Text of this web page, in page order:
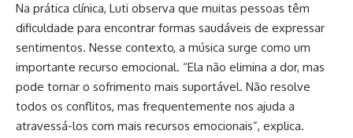
Na prática clínica, Luti observa que muitas pessoas têm
dificuldade para encontrar formas saudáveis de expressar
sentimentos. Nesse contexto, a música surge como um
importante recurso emocional. “Ela não elimina a dor, mas
pode tornar o sofrimento mais suportável. Não resolve
todos os conflitos, mas frequentemente nos ajuda a
atravessá-los com mais recursos emocionais”, explica.